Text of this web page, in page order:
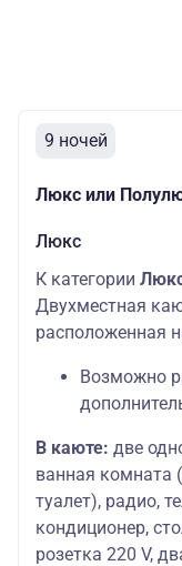
9 ночей
Люкс или
Люкс
К категории
Двухместная
расположенная
Возможно
В каюте: две
ванная комната
туалет), радио,
кондиционер,
розетка 220 V,